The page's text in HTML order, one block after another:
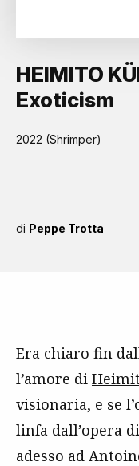
HEIMITO
Exoticism
2022 (Shrimper)
di Peppe Trotta
Era chiaro fin
l’amore di
visionaria, e se l’
linfa dall’opera
adesso ad